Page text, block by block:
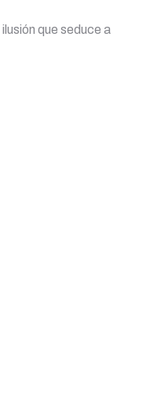
que seduce a